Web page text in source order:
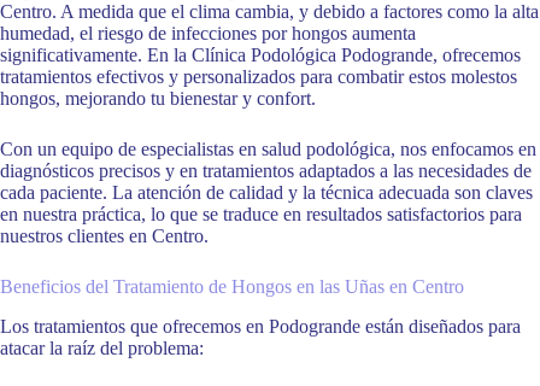
Centro. A medida que el clima cambia, y debido a factores como la alta
humedad, el riesgo de infecciones por hongos aumenta
significativamente. En la Clínica Podológica Podogrande, ofrecemos
tratamientos efectivos y personalizados para combatir estos molestos
hongos, mejorando tu bienestar y confort.
Con un equipo de especialistas en salud podológica, nos enfocamos en
diagnósticos precisos y en tratamientos adaptados a las necesidades de
cada paciente. La atención de calidad y la técnica adecuada son claves
en nuestra práctica, lo que se traduce en resultados satisfactorios para
nuestros clientes en Centro.
Beneficios del Tratamiento de Hongos en las Uñas en Centro
Los tratamientos que ofrecemos en Podogrande están diseñados para
atacar la raíz del problema: